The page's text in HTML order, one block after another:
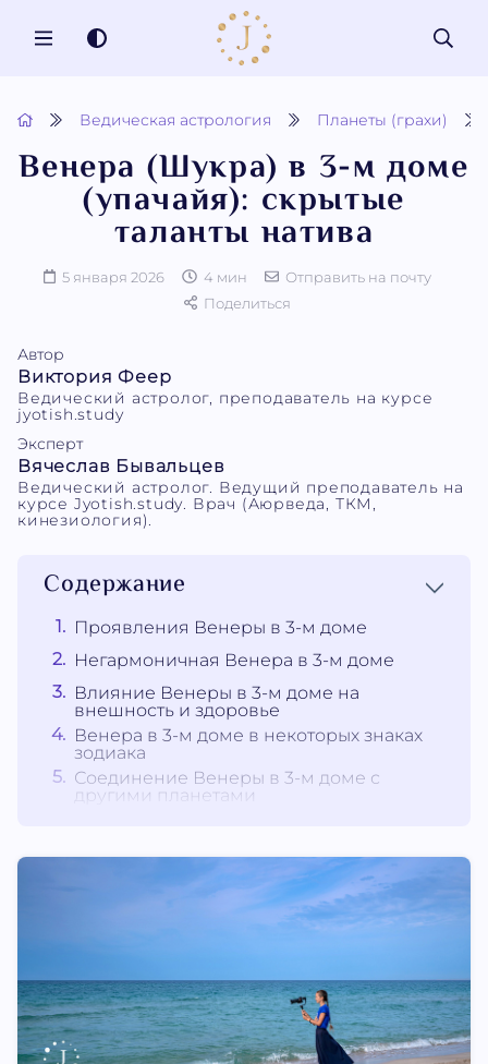
MENU
Ведическая астрология Планеты (грахи)
Венера (Шукра) в 3-м доме
(упачайя): скрытые
таланты натива
5 января 2026 4 мин
Отправить на почту
Поделиться
Автор
Виктория Феер
Ведический астролог, преподаватель на курсе
jyotish.study
Эксперт
Вячеслав Бывальцев
Ведический астролог. Ведущий преподаватель на
курсе Jyotish.study. Врач (Аюрведа, ТКМ,
кинезиология).
Содержание
Проявления Венеры в 3-м доме
Негармоничная Венера в 3-м доме
Влияние Венеры в 3-м доме на
внешность и здоровье
Венера в 3-м доме в некоторых знаках
зодиака
Соединение Венеры в 3-м доме с
другими планетами